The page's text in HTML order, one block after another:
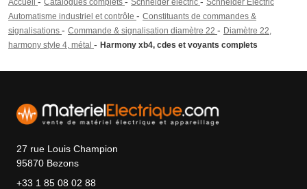
Accueil Catalogues complets Schneider electric
Schneider Electric
Automatisme industriel et contrôle - Constituants de commandes &
signalisations - Commande & signalisation diamètre 22 - Diamètre 22,
harmony style 4, métal - Harmony xb4, cdes et voyants complets
27 rue Louis Champion
95870 Bezons
+33 1 85 08 02 88